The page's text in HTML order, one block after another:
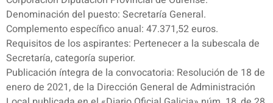
Denominación del puesto: Secretaría General.
Complemento específico anual: 47.371,52 euros.
Requisitos de los aspirantes: Pertenecer a la subescala de
Secretaría, categoría superior.
Publicación íntegra de la convocatoria: Resolución de 18 de
enero de 2021, de la Dirección General de Administración